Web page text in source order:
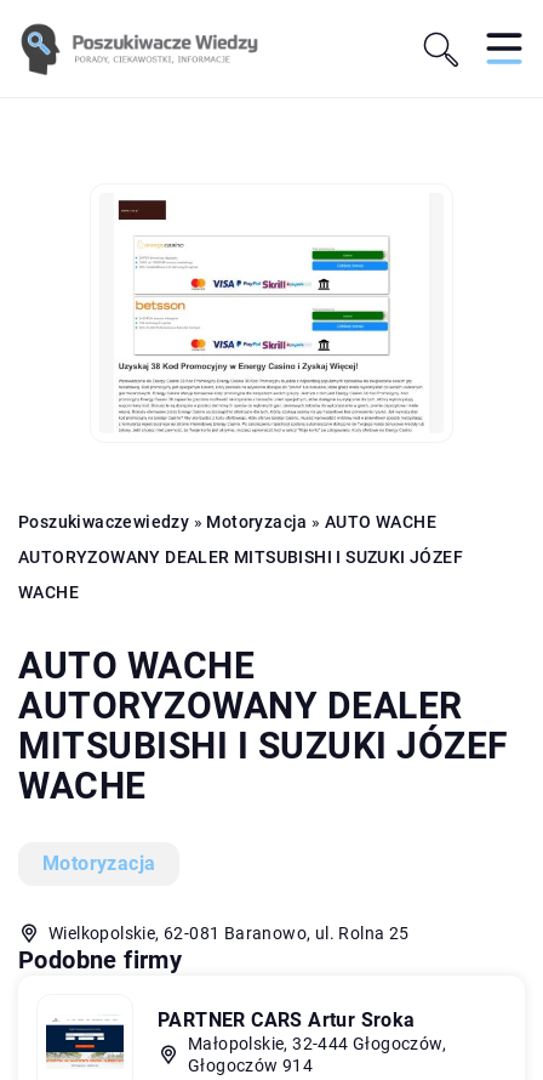
Poszukiwaczewiedzy » Motoryzacja »AUTO WACHE
AUTORYZOWANY DEALER MITSUBISHI I SUZUKI JÓZEF
WACHE
AUTO WACHE
AUTORYZOWANY DEALER
MITSUBISHI I SUZUKI JÓZEF
WACHE
Motoryzacja
Wielkopolskie, 62-081 Baranowo, ul. Rolna 25
Podobne firmy
PARTNER CARS Artur Sroka
Małopolskie, 32-444 Głogoczów,
Głogoczów 914